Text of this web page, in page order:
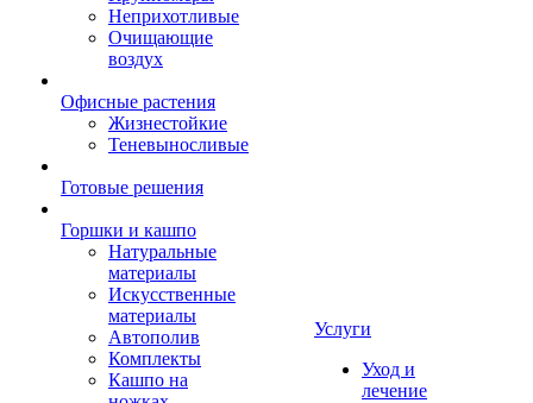
Неприхотливые
Очищающие
воздух
Офисные растения
Жизнестойкие
Теневыносливые
Готовые решения
Горшки и кашпо
Натуральные
материалы
Искусственные
материалы
Автополив
Комплекты
Кашпо на
Услуги
Уход и
лечение